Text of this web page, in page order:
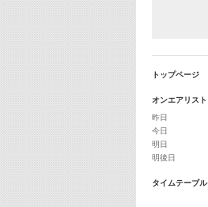
トップページ
オンエアリスト
昨日
今日
明日
明後日
タイムテーブル